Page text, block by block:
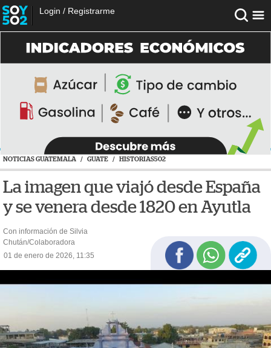
Login / Registrarme
NOTICIAS GUATEMALA / GUATE / HISTORIAS502
La imagen que viajó desde España
y se venera desde 1820 en Ayutla
Con información de Silvia
Chután/Colaboradora
01 de enero de 2026, 11:35